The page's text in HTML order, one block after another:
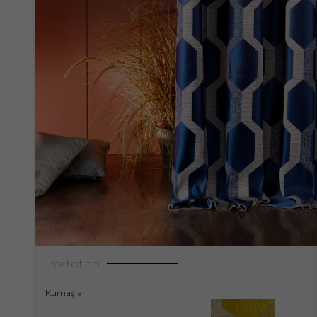
Portofino
Kumaşlar